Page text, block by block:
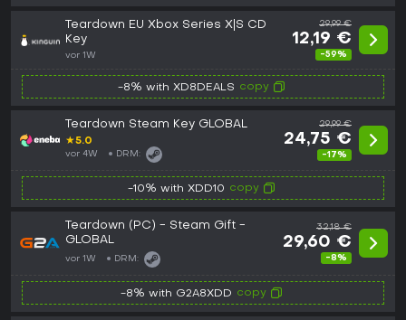
Teardown EU Xbox Series X|S CD
Key
vor 1W
29,99 €
12,19 €
-59%
-8% with XD8DEALS copy
Teardown Steam Key GLOBAL
★5.0
vor 4W DRM:
29,99 €
24,75 €
-17%
-10% with XDD10 copy
Teardown (PC) - Steam Gift -
GLOBAL
vor 1W DRM:
32,18 €
29,60 €
-8%
-8% with G2A8XDD copy